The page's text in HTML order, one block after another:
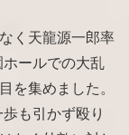
く天龍源一郎率
ールでの大乱
を集めました。
も引かず殴り